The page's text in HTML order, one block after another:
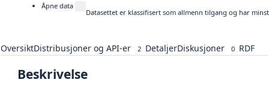
Åpne data
Datasettet er klassifisert som allmenn tilgang og har
OversiktDistribusjoner og API-er 2 DetaljerDiskusjoner 0 RDF
Beskrivelse